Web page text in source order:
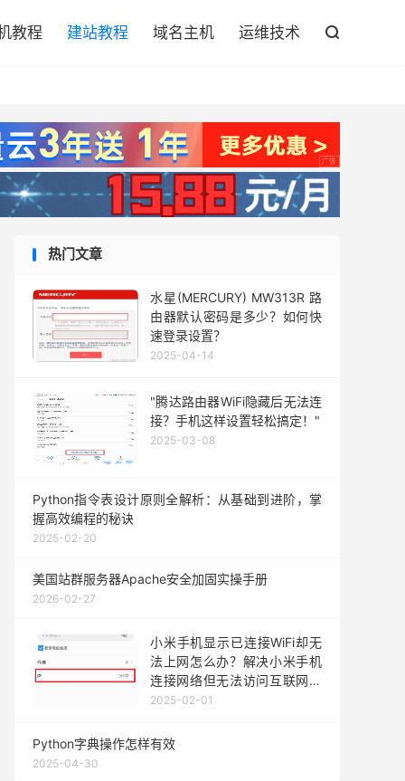
教程 建站教程 域名主机 运维技术 
热门文章
水星(MERCURY) MW313R 路
由器默认密码是多少？如何快
速登录设置？
2025-04-14
"腾达路由器WiFi隐藏后无法连
接？手机这样设置轻松搞定！"
2025-03-08
Python指令表设计原则全解析：从基础到进阶，掌
握高效编程的秘诀
2025-02-20
美国站群服务器Apache安全加固实操手册
2026-02-27
小米手机显示已连接WiFi却无
法上网怎么办？解决小米手机
连接网络但无法访问互联网问
题
2025-02-01
Python字典操作怎样有效
2025-04-30